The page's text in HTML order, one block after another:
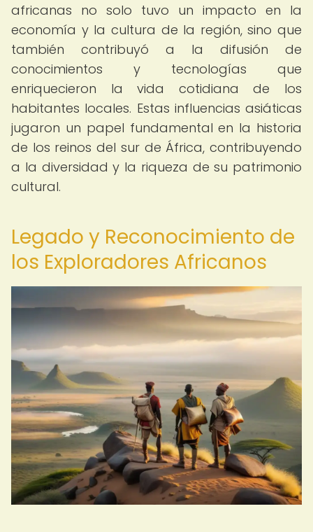
africanas no solo tuvo un impacto en la
economía y la cultura de la región, sino que
también contribuyó a la difusión de
conocimientos y tecnologías que
enriquecieron la vida cotidiana de los
habitantes locales. Estas influencias asiáticas
jugaron un papel fundamental en la historia
de los reinos del sur de África, contribuyendo
a la diversidad y la riqueza de su patrimonio
cultural.
Legado y Reconocimiento de
los Exploradores Africanos